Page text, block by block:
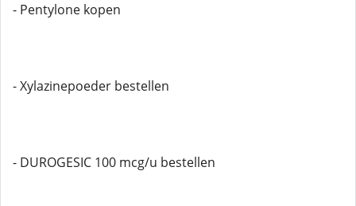
- Pentylone kopen
- Xylazinepoeder bestellen
- DUROGESIC 100 mcg/u bestellen